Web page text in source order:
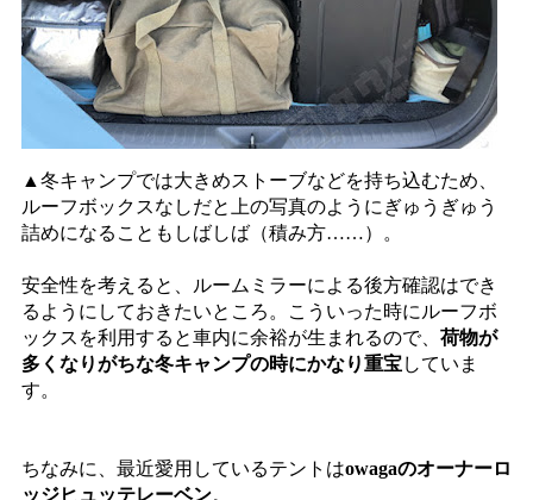
▲冬キャンプでは大きめストーブなどを持ち込むため、
ルーフボックスなしだと上の写真のようにぎゅうぎゅう
詰めになることもしばしば（積み方……）。
安全性を考えると、ルームミラーによる後方確認はでき
るようにしておきたいところ。こういった時にルーフボ
ックスを利用すると車内に余裕が生まれるので、 荷物が
多くなりがちな冬キャンプの時にかなり重宝していま
す。
ちなみに、最近愛用しているテントはowagaのオーナーロ
ッジヒュッテレーベン。